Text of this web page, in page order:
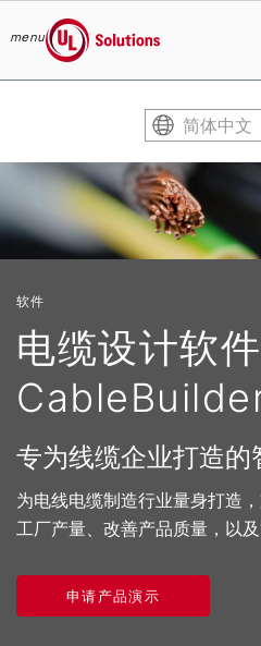
menu
UL Solutions
简体中文
软件
电缆设计软件
专为线缆企业打造
为电线电缆制造行业量身打造
工厂产量、改善产品质量，以
申请产品演示